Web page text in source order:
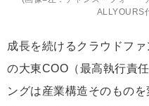
ALLYOURS
成長を続けるクラウドフ
の大東COO（最高執行責
ングは産業構造そのもの